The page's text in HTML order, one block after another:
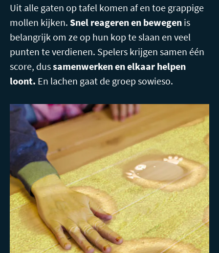
Uit alle gaten op tafel komen af en toe grappige
mollen kijken. Snel reageren en bewegen is
belangrijk om ze op hun kop te slaan en veel
punten te verdienen. Spelers krijgen samen één
score, dussamenwerken en elkaar helpen
loont. En lachen gaat de groep sowieso.